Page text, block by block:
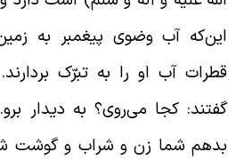
آب وضوی پیغمبر به زمین
آب او را به تبرّک
کجا می‌روی؟ به دیدار
شما زن و شراب و گوشت شتر